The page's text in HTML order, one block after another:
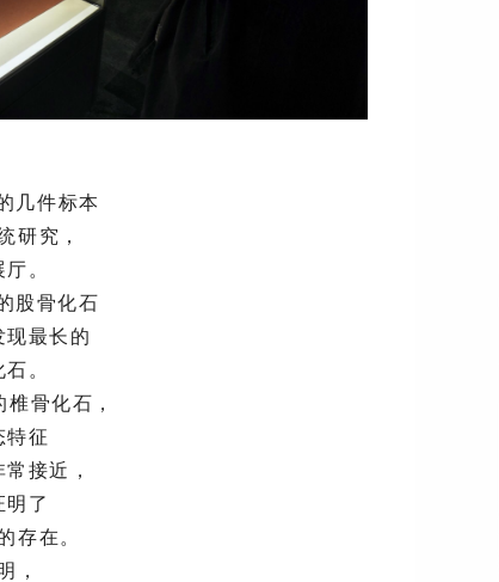
几件标本
研究，
。
股骨化石
现最长的
。
骨化石，
特征
接近，
明了
存在。
，